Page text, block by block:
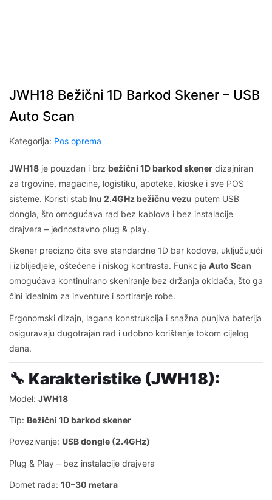
JWH18 Bežični 1D Barkod Skener – USB
Auto Scan
Kategorija: Pos oprema
JWH18 je pouzdan i brz bežični 1D barkod skener dizajniran
za trgovine, magacine, logistiku, apoteke, kioske i sve POS
sisteme. Koristi stabilnu 2.4GHz bežičnu vezu putem USB
dongla, što omogućava rad bez kablova i bez instalacije
drajvera – jednostavno plug & play.
Skener precizno čita sve standardne 1D bar kodove, uključujući
i izblijedjele, oštećene i niskog kontrasta. Funkcija Auto Scan
omogućava kontinuirano skeniranje bez držanja okidača, što ga
čini idealnim za inventure i sortiranje robe.
Ergonomski dizajn, lagana konstrukcija i snažna punjiva baterija
osiguravaju dugotrajan rad i udobno korištenje tokom cijelog
dana.
🔧 Karakteristike (JWH18):
Model: JWH18
Tip: Bežični 1D barkod skener
Povezivanje: USB dongle (2.4GHz)
Plug & Play – bez instalacije drajvera
Domet rada: 10–30 metara